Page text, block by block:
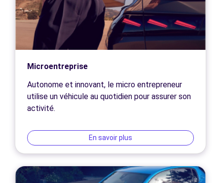
Microentreprise
Autonome et innovant, le micro entrepreneur
utilise un véhicule au quotidien pour assurer son
activité.
En savoir plus